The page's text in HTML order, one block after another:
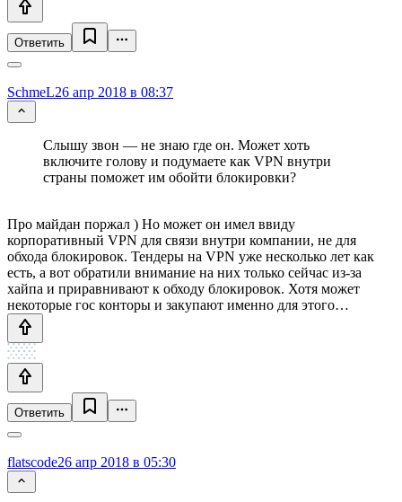
Ответить
SchmeL26 апр 2018 в 08:37
Слышу звон — не знаю где он. Может хоть
включите голову и подумаете как VPN внутри
страны поможет им обойти блокировки?
Про майдан поржал ) Но может он имел ввиду
корпоративный VPN для связи внутри компании, не для
обхода блокировок. Тендеры на VPN уже несколько лет как
есть, а вот обратили внимание на них только сейчас из-за
хайпа и приравнивают к обходу блокировок. Хотя может
некоторые гос конторы и закупают именно для этого…
Ответить
flatscode26 апр 2018 в 05:30